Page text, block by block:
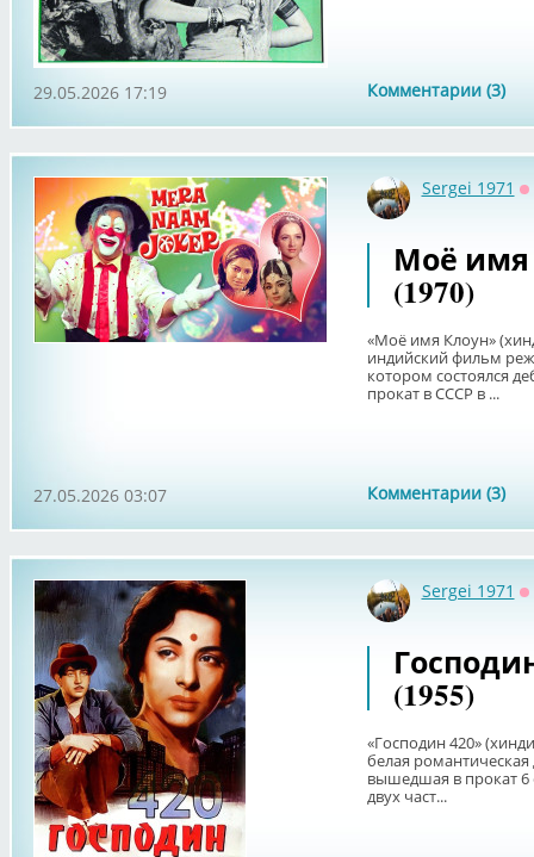
Комментарии (3)
29.05.2026 17:19
Sergei 1971
Моё имя
(1970)
«Моё имя Клоун»
индийский фильм
котором состоялся
прокат в СССР в ...
Комментарии (3)
27.05.2026 03:07
Sergei 1971
(1955)
«Господин 420»
белая
вышедшая в прокат 6
двух част...